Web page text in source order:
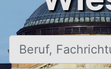
Beruf, Fachrichtung,